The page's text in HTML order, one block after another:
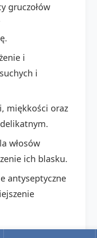
gruczołów
i
i
miękkości oraz
włosów
ich blasku.
antyseptyczne